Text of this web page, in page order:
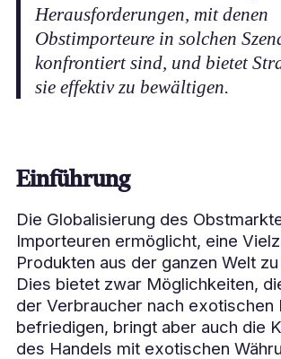
Herausforderungen, mit denen
Obstimporteure in solchen
konfrontiert sind, und bietet
sie effektiv zu bewältigen.
Einführung
Die Globalisierung des
Importeuren ermöglicht, eine
Produkten aus der ganzen Welt
Dies bietet zwar Möglichkeiten,
der Verbraucher nach exotischen
befriedigen, bringt aber auch die
des Handels mit exotischen